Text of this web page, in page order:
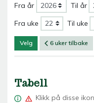
Fra år
Til år
Fra uke Til uke
Velg 6 uker tilbake
Tabell
Klikk på disse